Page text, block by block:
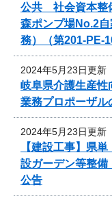
公共 社会資本整
森ポンプ場No.2
務）（第201-PE-
2024年5月23日更新
岐阜県介護生産性
業務プロポーザル
2024年5月23日更新
【建設工事】県
設ガーデン等整備
公告